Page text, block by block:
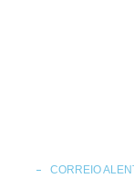
CORREIO